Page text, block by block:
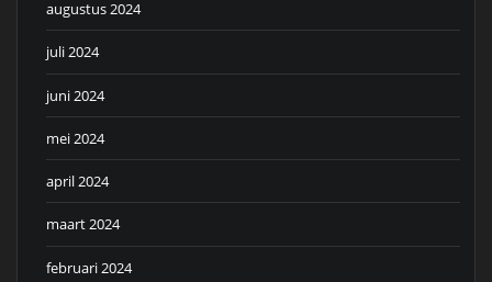
augustus 2024
juli 2024
juni 2024
mei 2024
april 2024
maart 2024
februari 2024